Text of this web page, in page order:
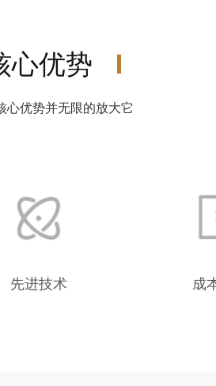
心优势
心优势并无限的放大它
先进技术 成